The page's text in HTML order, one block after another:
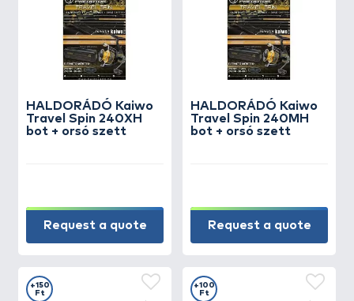
HALDORÁDÓ Kaiwo
Travel Spin 240XH
bot + orsó szett
Request a quote
HALDORÁDÓ Kaiwo
Travel Spin 240MH
bot + orsó szett
Request a quote
+150
Ft
+100
Ft